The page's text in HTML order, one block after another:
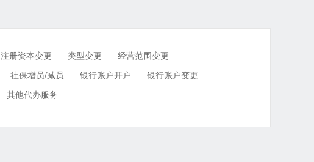
注册资本变更 类型变更
经营范围变更
社保增员/减员 银行账户开户
银行账户变更
其他代办服务